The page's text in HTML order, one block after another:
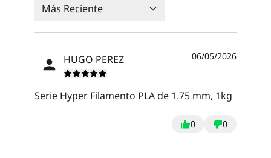
Más Reciente
HUGO PEREZ 06/05/2026
Serie Hyper Filamento PLA de 1.75 mm, 1kg
0 0